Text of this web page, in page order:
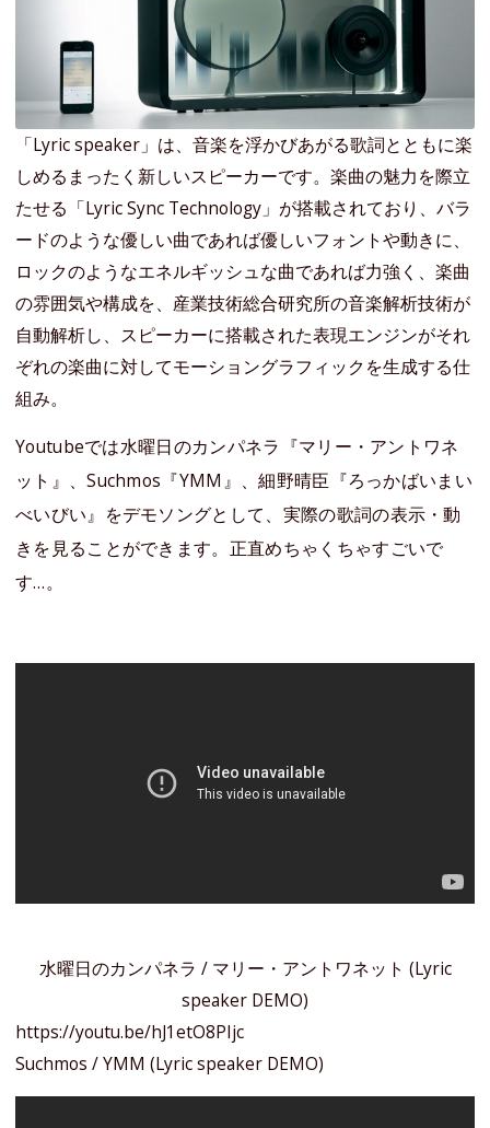
「Lyric speaker」は、音楽を浮かびあがる歌詞とともに楽
しめるまったく新しいスピーカーです。楽曲の魅力を際立
たせる「Lyric Sync Technology」が搭載されており、バラ
ードのような優しい曲であれば優しいフォントや動きに、
ロックのようなエネルギッシュな曲であれば力強く、楽曲
の雰囲気や構成を、産業技術総合研究所の音楽解析技術が
自動解析し、スピーカーに搭載された表現エンジンがそれ
ぞれの楽曲に対してモーショングラフィックを生成する仕
組み。
Youtubeでは水曜日のカンパネラ『マリー・アントワネ
ット』、Suchmos『YMM』、細野晴臣『ろっかばいまい
べいびい』をデモソングとして、実際の歌詞の表示・動
きを見ることができます。正直めちゃくちゃすごいで
す…。
水曜日のカンパネラ / マリー・アントワネット (Lyric
speaker DEMO)
https://youtu.be/hJ1etO8PIjc
Suchmos / YMM (Lyric speaker DEMO)